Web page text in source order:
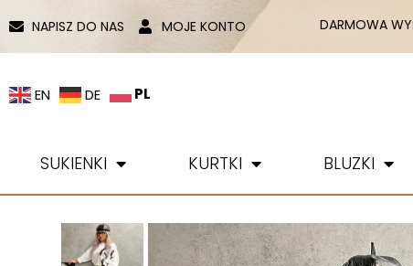
NAPISZ DO NAS MOJE KONTO DARMOWA
EN DE PL
SUKIENKI KURTKI BLUZKI